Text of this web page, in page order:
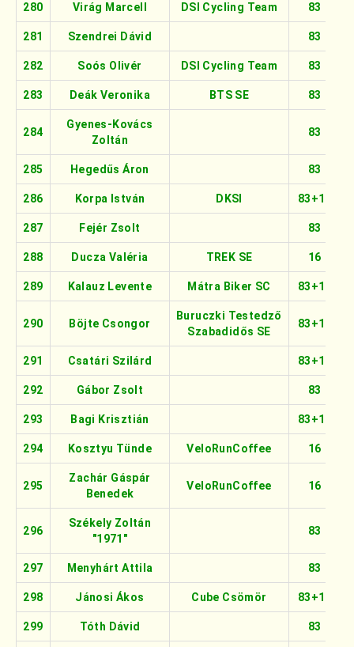
280 Virág Marcell DSI Cycling Team 83
281 Szendrei Dávid 83
282 Soós Olivér DSI Cycling Team 83
283 Deák Veronika BTS SE 83
284
Gyenes-Kovács
Zoltán
83
285 Hegedűs Áron 83
286 Korpa István DKSI 83+16
287 Fejér Zsolt 83
288 Ducza Valéria TREK SE 16
289 Kalauz Levente Mátra Biker SC 83+16
290 Böjte Csongor
Buruczki Testedző
Szabadidős SE
83+16
291 Csatári Szilárd 83+16
292 Gábor Zsolt 83
293 Bagi Krisztián 83+16
294 Kosztyu Tünde VeloRunCoffee 16
295
Zachár Gáspár
Benedek
VeloRunCoffee 16
296
Székely Zoltán
"1971"
83
297 Menyhárt Attila 83
298 Jánosi Ákos Cube Csömör 83+16
299 Tóth Dávid 83